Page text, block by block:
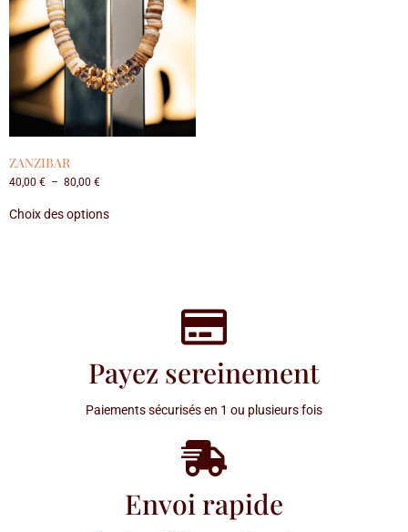
ZANZIBAR
40,00 € – 80,00 €
Choix des options
Payez sereinement
Paiements sécurisés en 1 ou plusieurs fois
Envoi rapide